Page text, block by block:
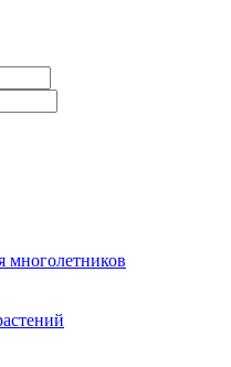
многолетников